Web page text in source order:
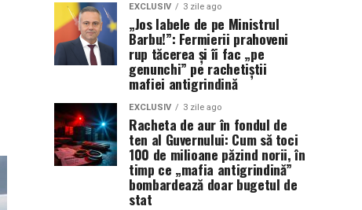
EXCLUSIV 3 zile ago
„Jos labele de pe Ministrul
Barbu!”: Fermierii prahoveni
rup tăcerea și îi fac „pe
genunchi” pe rachetiștii
mafiei antigrindină
EXCLUSIV 3 zile ago
Racheta de aur în fondul de
ten al Guvernului: Cum să toci
100 de milioane păzind norii, în
timp ce „mafia antigrindină”
bombardează doar bugetul de
stat